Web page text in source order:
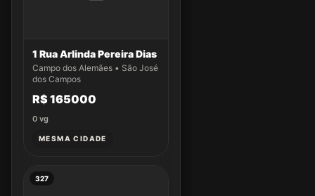
1 Rua Arlinda Pereira Dias
Campo dos Alemães • São José
dos Campos
R$ 165000
0 vg
MESMA CIDADE
327